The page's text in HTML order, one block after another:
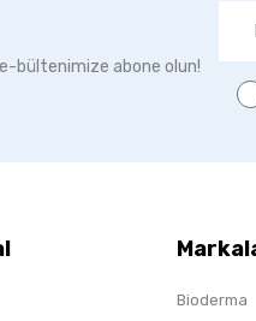
bültenimize abone olun!
Bioderma